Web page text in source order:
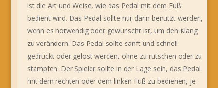
ist die Art und Weise, wie das Pedal mit dem Fuß
bedient wird. Das Pedal sollte nur dann benutzt werden,
wenn es notwendig oder gewünscht ist, um den Klang
zu verändern. Das Pedal sollte sanft und schnell
gedrückt oder gelöst werden, ohne zu rutschen oder zu
stampfen. Der Spieler sollte in der Lage sein, das Pedal
mit dem rechten oder dem linken Fuß zu bedienen, je